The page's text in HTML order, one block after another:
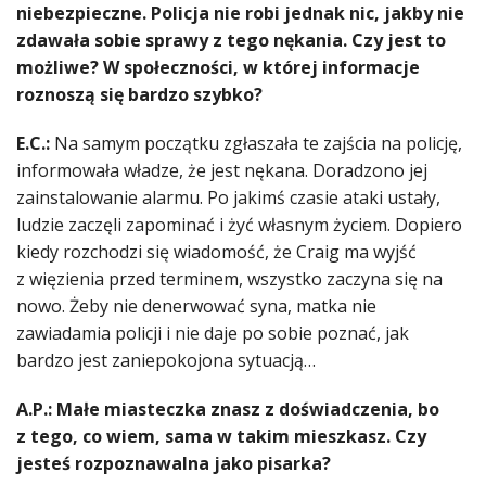
niebezpieczne. Policja nie robi jednak nic, jakby nie
zdawała sobie sprawy z tego nękania. Czy jest to
możliwe? W społeczności, w której informacje
roznoszą się bardzo szybko?
E.C.: Na samym początku zgłaszała te zajścia na policję,
informowała władze, że jest nękana. Doradzono jej
zainstalowanie alarmu. Po jakimś czasie ataki ustały,
ludzie zaczęli zapominać i żyć własnym życiem. Dopiero
kiedy rozchodzi się wiadomość, że Craig ma wyjść
z więzienia przed terminem, wszystko zaczyna się na
nowo. Żeby nie denerwować syna, matka nie
zawiadamia policji i nie daje po sobie poznać, jak
bardzo jest zaniepokojona sytuacją…
A.P.: Małe miasteczka znasz z doświadczenia, bo
z tego, co wiem, sama w takim mieszkasz. Czy
jesteś rozpoznawalna jako pisarka?